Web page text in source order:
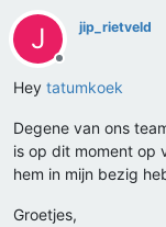
J
Offline
jip_rietveld
Hey tatumkoek
Degene van ons
is op dit moment op
hem in mijn bezig
Groetjes,